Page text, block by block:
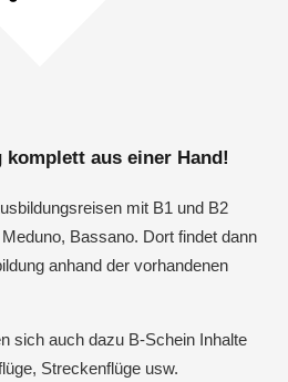
aus einer Hand!
mit B1 und B2
Bassano. Dort findet dann
anhand der vorhandenen
sich auch dazu B-Schein Inhalte
Streckenflüge usw.